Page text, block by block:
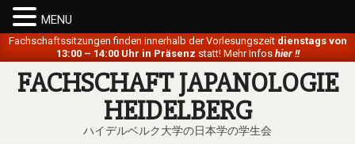
Skip
to
content
Fachschaftssitzungen finden innerhalb der Vorlesungszeit dienstags von
13:00 – 14:00 Uhr in Präsenz statt! Mehr Infoshier !!
FACHSCHAFT JAPANOLOGIE
HEIDELBERG
ハイデルベルク大学の日本学の学生会
MENU